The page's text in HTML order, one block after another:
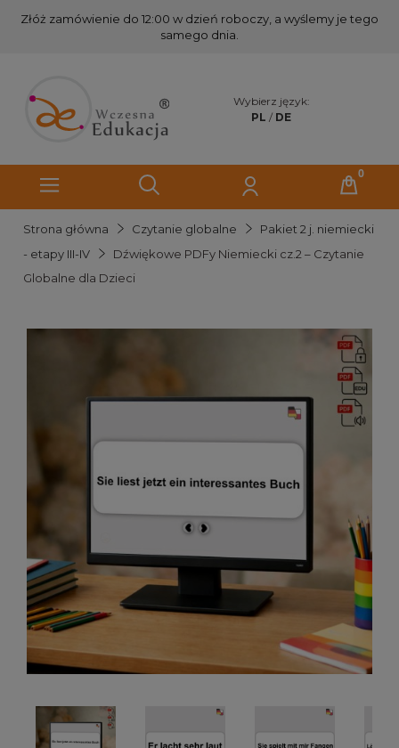
Złóż zamówienie do 12:00 w dzień roboczy, a wyślemy je tego
samego dnia.
Wybierz język:
PL / DE
Strona główna Czytanie globalne
Pakiet 2 j. niemiecki
- etapy III-IV
Dźwiękowe PDFy Niemiecki cz.2 – Czytanie
Globalne dla Dzieci